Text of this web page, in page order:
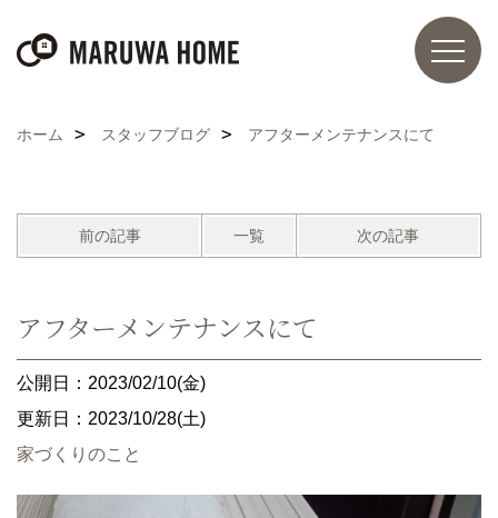
ホーム スタッフブログ アフターメンテナンスにて
前の記事 一覧 次の記事
アフターメンテナンスにて
公開日：2023/02/10(金)
更新日：2023/10/28(土)
家づくりのこと